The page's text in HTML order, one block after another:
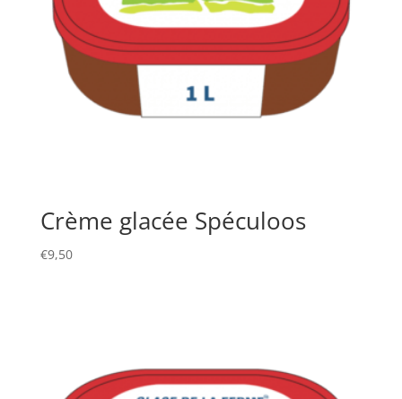
Crème glacée Spéculoos
€9,50